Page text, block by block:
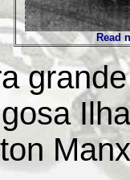
Read